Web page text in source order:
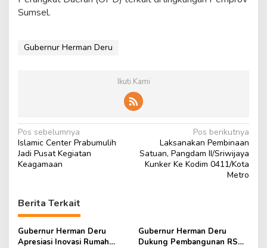
Sumsel.
Gubernur Herman Deru
Ikuti Kami
N
a
v
g
a
s
Pos sebelumnya
Islamic Center Prabumulih
Jadi Pusat Kegiatan
Keagamaan
Pos berikutnya
Laksanakan Pembinaan
Satuan, Pangdam II/Sriwijaya
Kunker Ke Kodim 0411/Kota
Metro
Berita Terkait
Gubernur Herman Deru
Apresiasi Inovasi Rumah
Gubernur Herman Deru
Dukung Pembangunan RS